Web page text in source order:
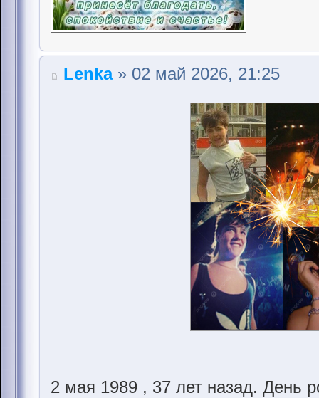
Lenka» 02 май 2026, 21:25
2 мая 1989 , 37 лет назад. День